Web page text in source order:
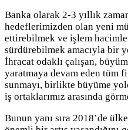
Banka olarak 2-3 yıllık
hedeflerimizden olan yeni
ettirebilmek ve işlem
sürdürebilmek amacıyla bir
İhracat odaklı çalışan,
yaratmaya devam eden tüm
sunmayı, birlikte büyüme
iş ortaklarımız arasında
Bunun yanı sıra 2018’de